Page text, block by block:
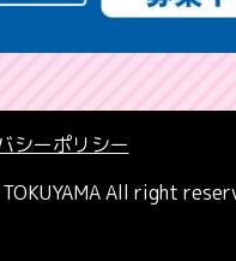
シーポリシー
All right